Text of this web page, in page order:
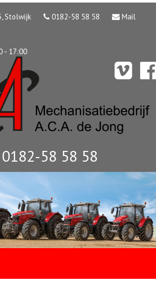
Stolwijk 0182-58 58 58
Mail
- 17:00
0182-58 58 58